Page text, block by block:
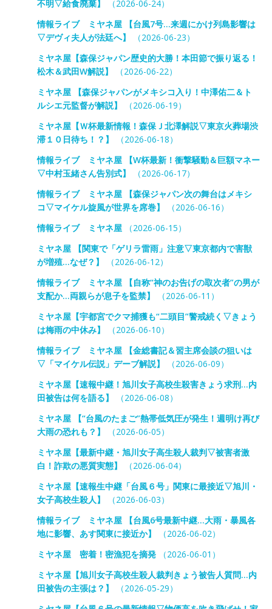
不明▽給食廃棄】
（2026-06-24）
情報ライブ ミヤネ屋 【台風7号…来週にかけ列島影響は
▽デヴィ夫人が法廷へ】
（2026-06-23）
ミヤネ屋【森保ジャパン歴史的大勝！本田節で振り返る！
松木＆武田W解説】
（2026-06-22）
ミヤネ屋 【森保ジャパンがメキシコ入り！中澤佑二＆ト
ルシエ元監督が解説】
（2026-06-19）
ミヤネ屋【Ｗ杯最新情報！森保Ｊ北澤解説▽東京火葬場渋
滞１０日待ち！？】
（2026-06-18）
情報ライブ ミヤネ屋 【W杯最新！衝撃騒動＆巨額マネー
▽中村玉緒さん告別式】
（2026-06-17）
情報ライブ ミヤネ屋 【森保ジャパン次の舞台はメキシ
コ▽マイケル旋風が世界を席巻】
（2026-06-16）
情報ライブ ミヤネ屋（2026-06-15）
ミヤネ屋 【関東で「ゲリラ雷雨」注意▽東京都内で害獣
が増殖…なぜ？】
（2026-06-12）
情報ライブ ミヤネ屋 【自称“神のお告げの取次者”の男が
支配か…両親らが息子を監禁】
（2026-06-11）
ミヤネ屋【宇都宮でクマ捕獲も“二頭目”警戒続く▽きょう
は梅雨の中休み】
（2026-06-10）
情報ライブ ミヤネ屋 【金総書記＆習主席会談の狙いは
▽「マイケル伝説」デーブ解説】
（2026-06-09）
ミヤネ屋【速報中継！旭川女子高校生殺害きょう求刑…内
田被告は何を語る】
（2026-06-08）
ミヤネ屋 【“台風のたまご”熱帯低気圧が発生！週明け再び
大雨の恐れも？】
（2026-06-05）
ミヤネ屋【最新中継・旭川女子高生殺人裁判▽被害者激
白！詐欺の悪質実態】
（2026-06-04）
ミヤネ屋【速報生中継「台風６号」関東に最接近▽旭川・
女子高校生殺人】
（2026-06-03）
情報ライブ ミヤネ屋 【台風6号最新中継…大雨・暴風各
地に影響、あす関東に接近か】
（2026-06-02）
ミヤネ屋 密着！密漁犯を摘発（2026-06-01）
ミヤネ屋【旭川女子高校生殺人裁判きょう被告人質問…内
田被告の主張は？】
（2026-05-29）